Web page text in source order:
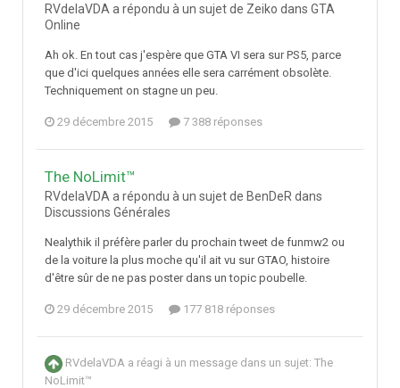
RVdelaVDA a répondu à un sujet de Zeiko dans GTA
Online
Ah ok. En tout cas j'espère que GTA VI sera sur PS5, parce
que d'ici quelques années elle sera carrément obsolète.
Techniquement on stagne un peu.
29 décembre 2015 7 388 réponses
The NoLimit™
RVdelaVDA a répondu à un sujet de BenDeR dans
Discussions Générales
Nealythik il préfère parler du prochain tweet de funmw2 ou
de la voiture la plus moche qu'il ait vu sur GTAO, histoire
d'être sûr de ne pas poster dans un topic poubelle.
29 décembre 2015 177 818 réponses
RVdelaVDA a réagi à un message dans un sujet: The
NoLimit™